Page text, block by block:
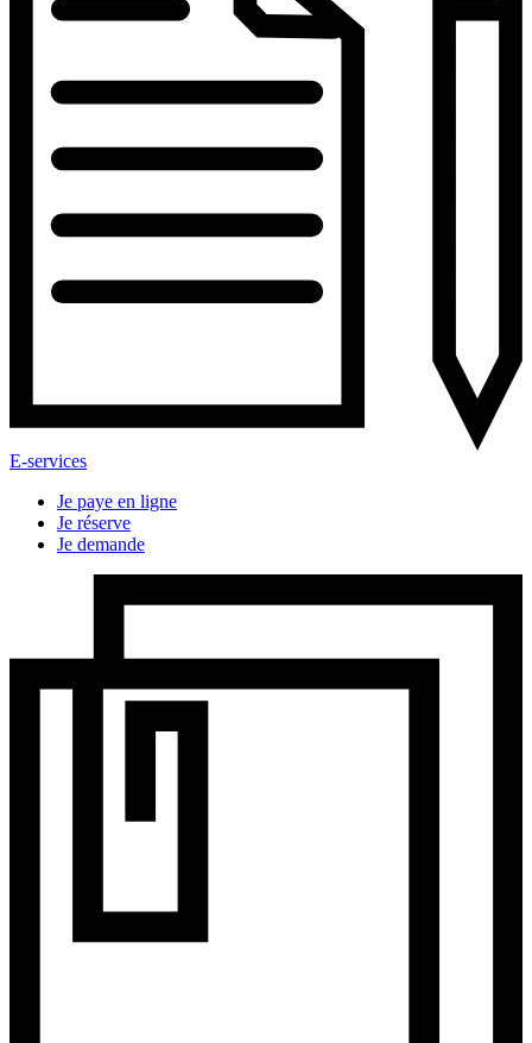
E-services
Je paye en ligne
Je réserve
Je demande